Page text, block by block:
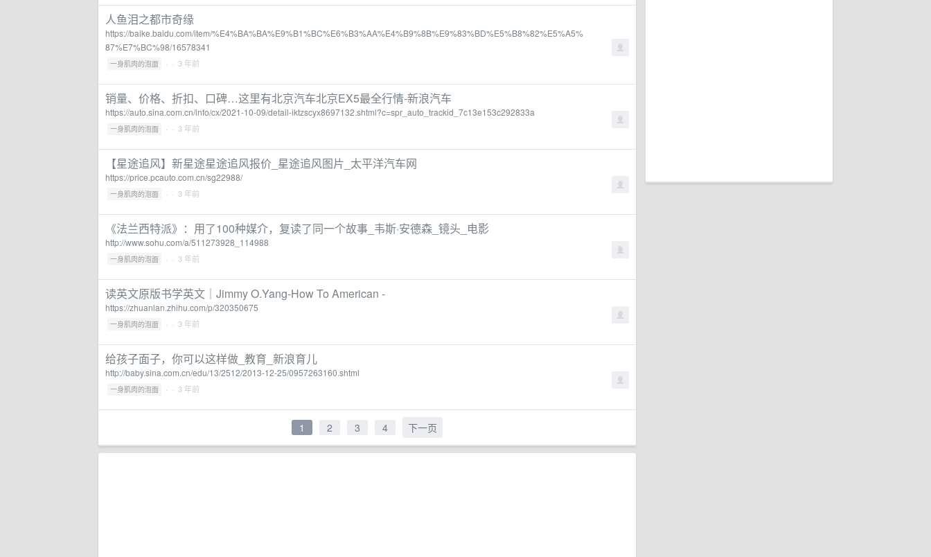
人鱼泪之都市奇缘
https://baike.baidu.com/item/%E4%BA%BA%E9%B1%BC%E6%B3%AA%E4%B9%8B%E9%83%BD%E5%B8%82%E5%A5%
87%E7%BC%98/16578341
一身肌肉的泡面 · · 3 年前
销量、价格、折扣、口碑…这里有北京汽车北京EX5最全行情-新浪汽车
https://auto.sina.com.cn/info/cx/2021-10-09/detail-iktzscyx8697132.shtml?c=spr_auto_trackid_7c13e153c292833a
一身肌肉的泡面 · · 3 年前
【星途追风】新星途星途追风报价_星途追风图片_太平洋汽车网
https://price.pcauto.com.cn/sg22988/
一身肌肉的泡面 · · 3 年前
《法兰西特派》：用了100种媒介，复读了同一个故事_韦斯·安德森_镜头_电影
http://www.sohu.com/a/511273928_114988
一身肌肉的泡面 · · 3 年前
读英文原版书学英文｜Jimmy O.Yang-How To American -
https://zhuanlan.zhihu.com/p/320350675
一身肌肉的泡面 · · 3 年前
给孩子面子，你可以这样做_教育_新浪育儿
http://baby.sina.com.cn/edu/13/2512/2013-12-25/0957263160.shtml
一身肌肉的泡面 · · 3 年前
1 2 3 4 下一页